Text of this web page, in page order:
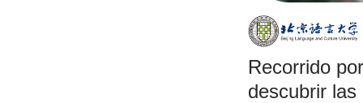
Recorrido
descubrir